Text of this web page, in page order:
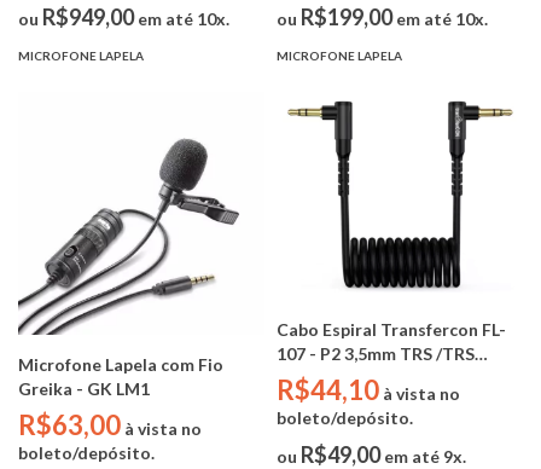
Transmissão 300m)
ou R$949,00em até 10x.
MICROFONE LAPELA
ou R$199,00em até 10x.
MICROFONE LAPELA
Microfone Lapela com Fio
Greika - GK LM1
R$63,00 à vista no
boleto/depósito.
Cabo Espiral Transfercon FL-
107 - P2 3,5mm TRS /TRS
(MIcrofone para Camera
Mirroless / Dslr
R$44,10 à vista no
boleto/depósito.
ou R$49,00em até 9x.